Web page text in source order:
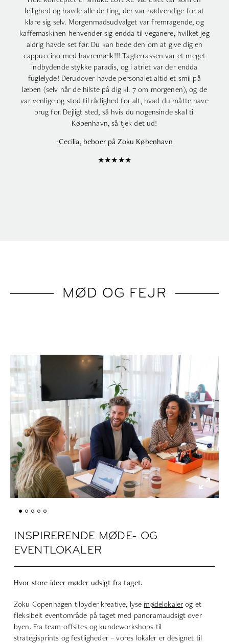
lejlighed og havde alle de ting, der var nødvendige for at
klare sig selv. Morgenmadsudvalget var fremragende, og
kaffemaskinen henvender sig endda til veganere, hvilket jeg
aldrig havde set før. Du kan bede den om at give dig en
cappuccino med havremælk!!! Tagterrassen var et meget
indbydende stykke paradis, og i atriet var der endda
fuglelyde! Derudover havde personalet altid et smil på
læben (selv når de hilste på dig kl. 7 om morgenen), og de
var venlige og stod til rådighed for alt, hvad du måtte have
brug for. Dejligt sted, så hvis du nogensinde skal til
København, så tjek det ud!
-Cecilia, beboer på Zoku København
★★★★★
MØD OG FEJR
INSPIRERENDE MØDE- OG
EVENTLOKALER
Hvor store ideer møder udsigt fra taget.
Zoku Copenhagen tilbyder kreative, lyse mødelokaler og et
fleksibelt eventområde på taget med panoramaudsigt over
byen. Fra team-offsites og kundeworkshops til
strategisprints og festligheder – vores lokaler er designet til